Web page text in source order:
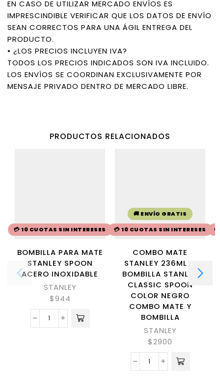
EN CASO DE UTILIZAR MERCADO ENVÍOS ES
IMPRESCINDIBLE VERIFICAR QUE LOS DATOS DE ENVÍO
SEAN CORRECTOS PARA UNA ÁGIL ENTREGA DEL
PRODUCTO.
• ¿LOS PRECIOS INCLUYEN IVA?
TODOS LOS PRECIOS INDICADOS SON IVA INCLUIDO.
LOS ENVÍOS SE COORDINAN EXCLUSIVAMENTE POR
MENSAJE PRIVADO DENTRO DE MERCADO LIBRE.
PRODUCTOS RELACIONADOS
💳 10 CUOTAS SIN INTERESES
BOMBILLA PARA MATE
STANLEY SPOON
ACERO INOXIDABLE
STANLEY
$944
🚚 ENVÍO GRATIS
💳 10 CUOTAS SIN INTERESES
COMBO MATE
STANLEY 236ML +
BOMBILLA STANLEY
CLASSIC SPOON
COLOR NEGRO
COMBO MATE Y
BOMBILLA
STANLEY
$2900